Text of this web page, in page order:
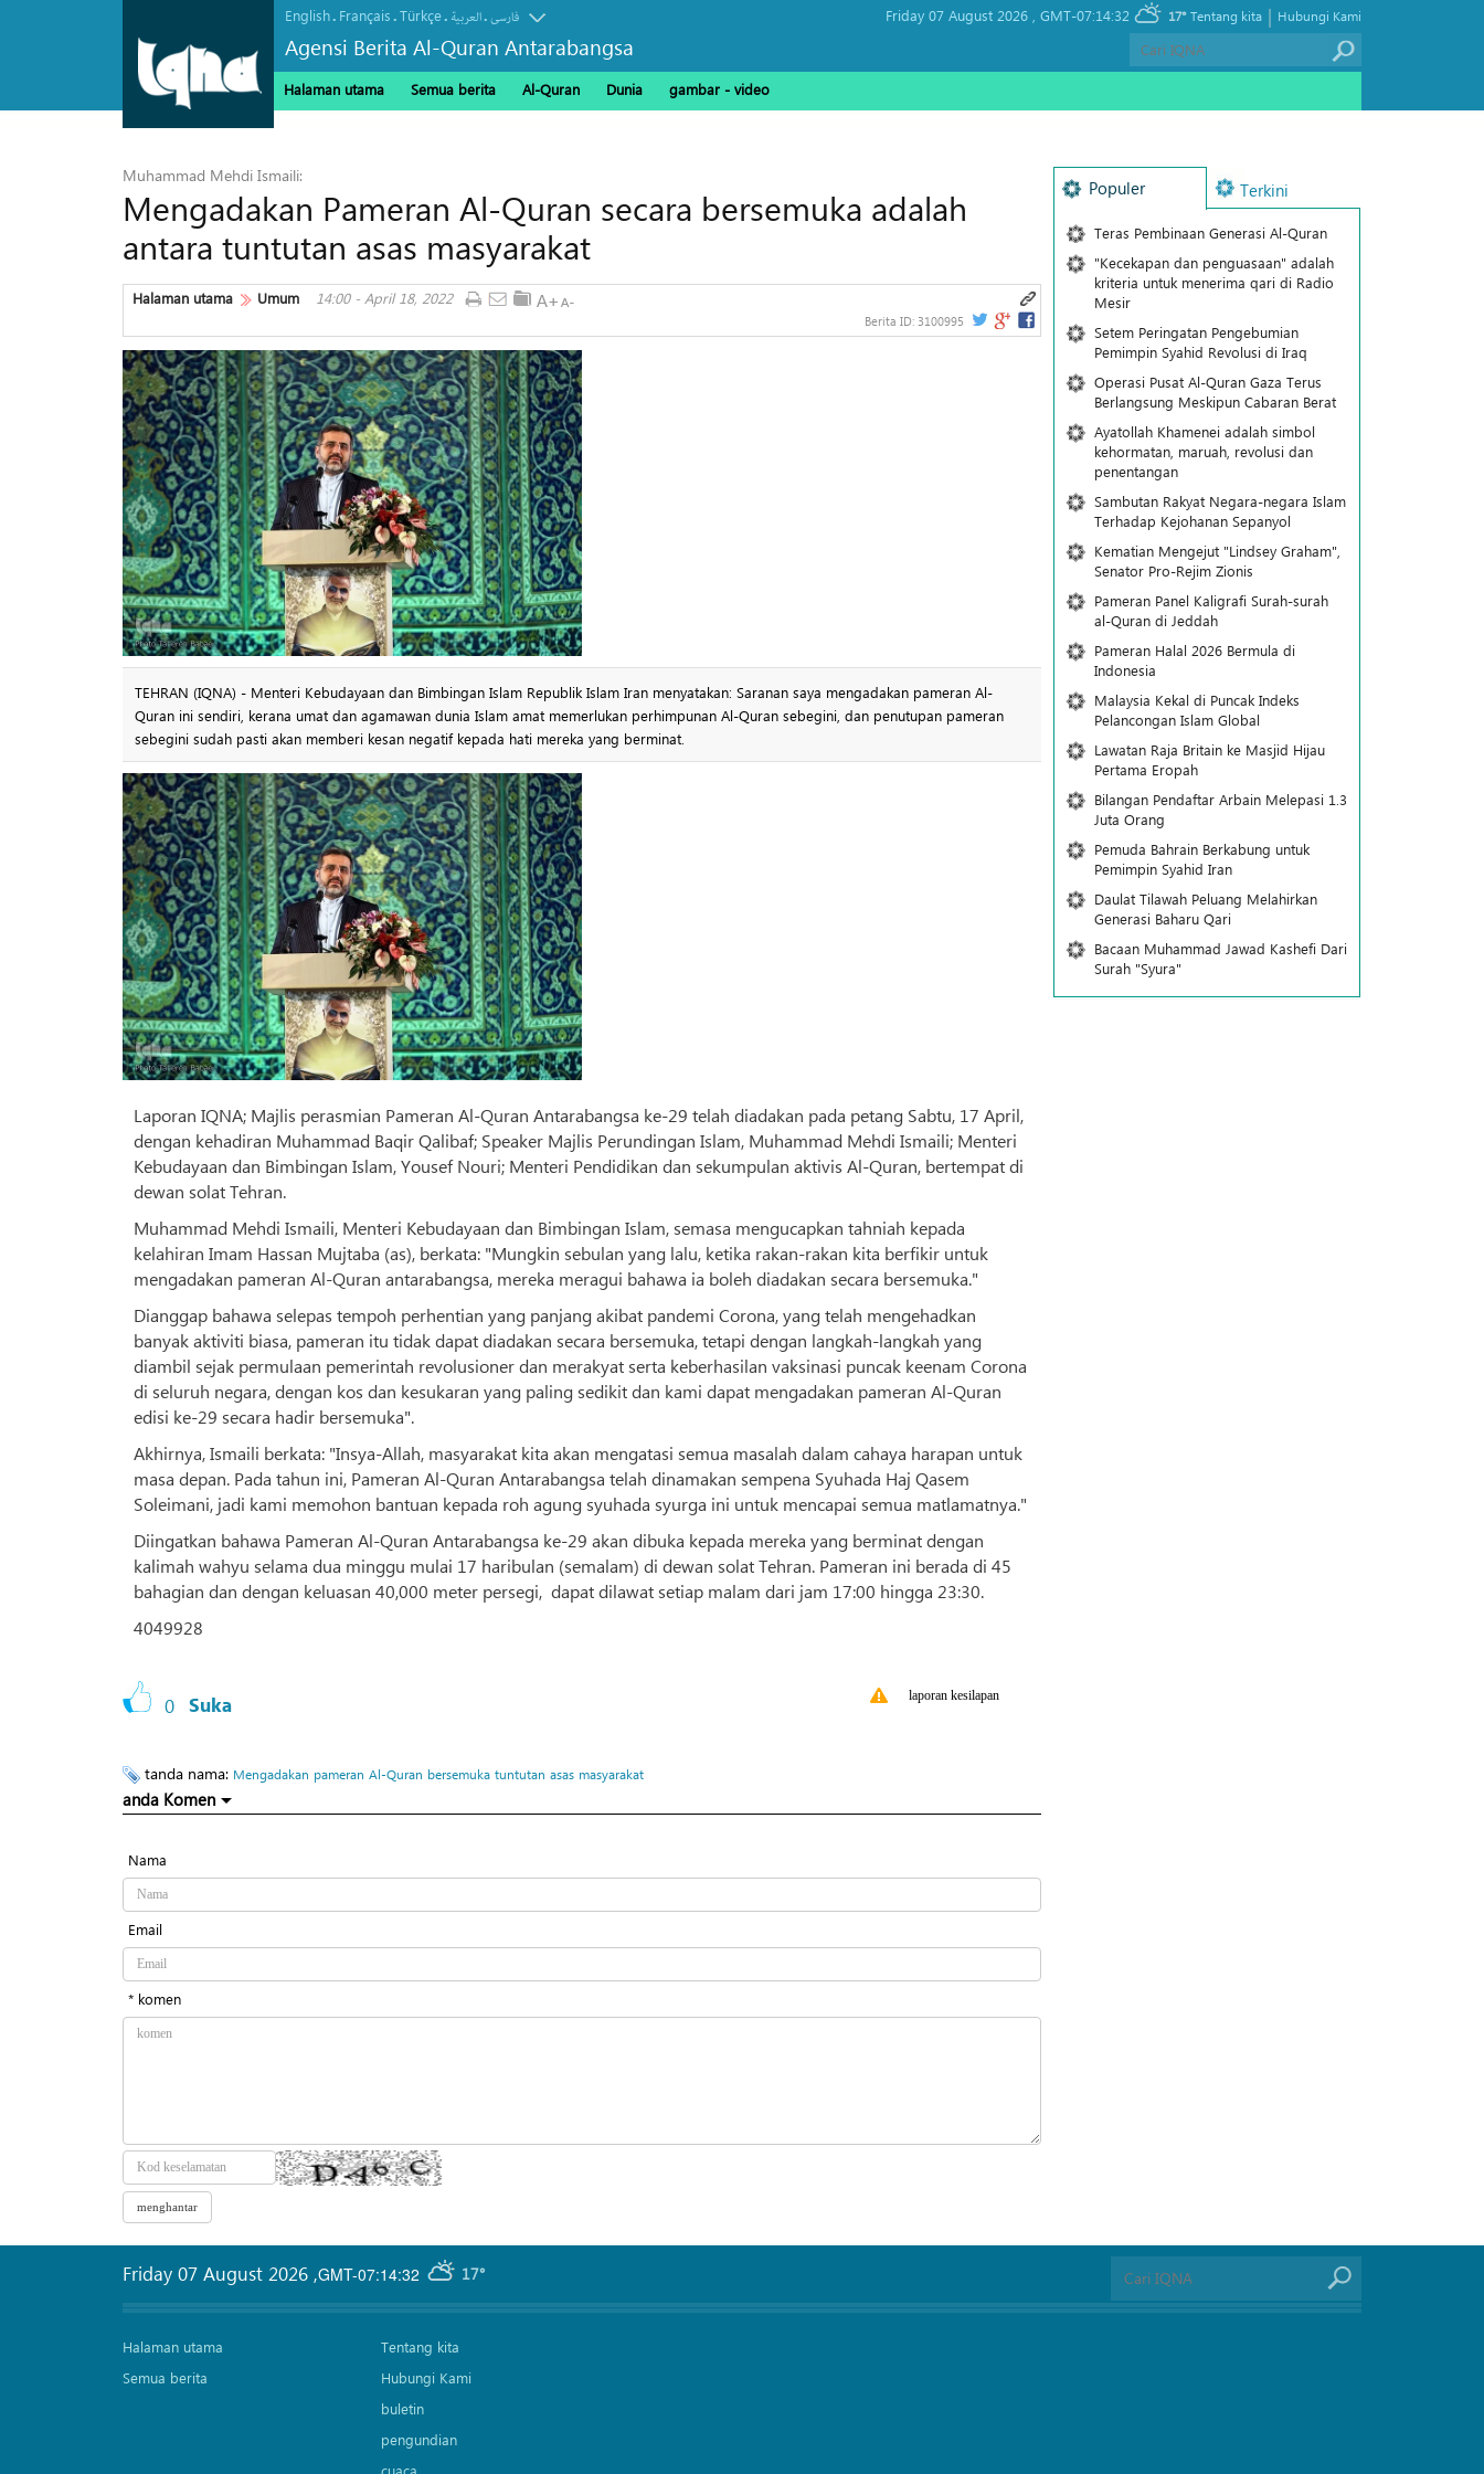
English. Français.Türkçe. العربیة.فارسی
Agensi Berita Al-Quran Antarabangsa
Friday 07 August 2026 , GMT-07:14:32 17° Hubungi Kami
|
Tentang kita
Halaman utama Semua berita Al-Quran Dunia gambar - video
Muhammad Mehdi Ismaili:
Mengadakan Pameran Al-Quran secara bersemuka adalah
antara tuntutan asas masyarakat
Halaman utama Umum 14:00 - April 18, 2022
Berita ID: 3100995
TEHRAN (IQNA) - Menteri Kebudayaan dan Bimbingan Islam Republik Islam Iran menyatakan: Saranan saya mengadakan pameran Al-
Quran ini sendiri, kerana umat dan agamawan dunia Islam amat memerlukan perhimpunan Al-Quran sebegini, dan penutupan pameran
sebegini sudah pasti akan memberi kesan negatif kepada hati mereka yang berminat.
Laporan IQNA; Majlis perasmian Pameran Al-Quran Antarabangsa ke-29 telah diadakan pada petang Sabtu, 17 April,
dengan kehadiran Muhammad Baqir Qalibaf; Speaker Majlis Perundingan Islam, Muhammad Mehdi Ismaili; Menteri
Kebudayaan dan Bimbingan Islam, Yousef Nouri; Menteri Pendidikan dan sekumpulan aktivis Al-Quran, bertempat di
dewan solat Tehran.
Muhammad Mehdi Ismaili, Menteri Kebudayaan dan Bimbingan Islam, semasa mengucapkan tahniah kepada
kelahiran Imam Hassan Mujtaba (as), berkata: "Mungkin sebulan yang lalu, ketika rakan-rakan kita berfikir untuk
mengadakan pameran Al-Quran antarabangsa, mereka meragui bahawa ia boleh diadakan secara bersemuka."
Dianggap bahawa selepas tempoh perhentian yang panjang akibat pandemi Corona, yang telah mengehadkan
banyak aktiviti biasa, pameran itu tidak dapat diadakan secara bersemuka, tetapi dengan langkah-langkah yang
diambil sejak permulaan pemerintah revolusioner dan merakyat serta keberhasilan vaksinasi puncak keenam Corona
di seluruh negara, dengan kos dan kesukaran yang paling sedikit dan kami dapat mengadakan pameran Al-Quran
edisi ke-29 secara hadir bersemuka".
Akhirnya, Ismaili berkata: "Insya-Allah, masyarakat kita akan mengatasi semua masalah dalam cahaya harapan untuk
masa depan. Pada tahun ini, Pameran Al-Quran Antarabangsa telah dinamakan sempena Syuhada Haj Qasem
Soleimani, jadi kami memohon bantuan kepada roh agung syuhada syurga ini untuk mencapai semua matlamatnya."
Diingatkan bahawa Pameran Al-Quran Antarabangsa ke-29 akan dibuka kepada mereka yang berminat dengan
kalimah wahyu selama dua minggu mulai 17 haribulan (semalam) di dewan solat Tehran. Pameran ini berada di 45
bahagian dan dengan keluasan 40,000 meter persegi, dapat dilawat setiap malam dari jam 17:00 hingga 23:30.
4049928
0 Suka laporan kesilapan
tanda nama: Mengadakan pameran Al-Quran bersemuka tuntutan asas masyarakat
anda Komen
Nama
Email
* komen
Populer Terkini
Teras Pembinaan Generasi Al-Quran
"Kecekapan dan penguasaan" adalah
kriteria untuk menerima qari di Radio
Mesir
Setem Peringatan Pengebumian
Pemimpin Syahid Revolusi di Iraq
Operasi Pusat Al-Quran Gaza Terus
Berlangsung Meskipun Cabaran Berat
Ayatollah Khamenei adalah simbol
kehormatan, maruah, revolusi dan
penentangan
Sambutan Rakyat Negara-negara Islam
Terhadap Kejohanan Sepanyol
Kematian Mengejut "Lindsey Graham",
Senator Pro-Rejim Zionis
Pameran Panel Kaligrafi Surah-surah
al-Quran di Jeddah
Pameran Halal 2026 Bermula di
Indonesia
Malaysia Kekal di Puncak Indeks
Pelancongan Islam Global
Lawatan Raja Britain ke Masjid Hijau
Pertama Eropah
Bilangan Pendaftar Arbain Melepasi 1.3
Juta Orang
Pemuda Bahrain Berkabung untuk
Pemimpin Syahid Iran
Daulat Tilawah Peluang Melahirkan
Generasi Baharu Qari
Bacaan Muhammad Jawad Kashefi Dari
Surah "Syura"
GMT-07:14:32 17°
Friday 07 August 2026 ,
Halaman utama
Semua berita
Tentang kita
Hubungi Kami
buletin
pengundian
cuaca